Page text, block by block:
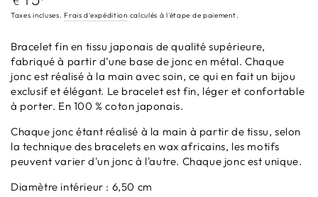
normal
Taxes incluses.Frais d'expédition calculés à l'étape de paiement.
Bracelet fin en tissu japonais de qualité supérieure,
fabriqué à partir d’une base de jonc en métal. Chaque
jonc est réalisé à la main avec soin, ce qui en fait un bijou
exclusif et élégant. Le bracelet est fin, léger et confortable
à porter. En 100 % coton japonais.
Chaque jonc étant réalisé à la main à partir de tissu, selon
la technique des bracelets en wax africains, les motifs
peuvent varier d'un jonc à l'autre. Chaque jonc est unique.
Diamètre intérieur : 6,50 cm